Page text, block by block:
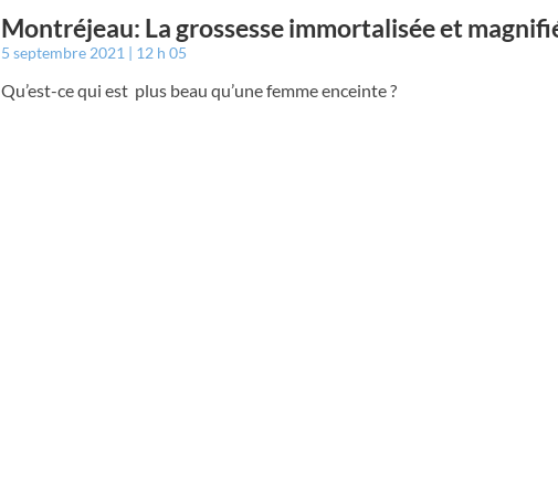
Montréjeau: La grossesse immortalisée et
5 septembre 2021 12 h 05
Qu’est-ce qui est plus beau qu’une femme enceinte ?